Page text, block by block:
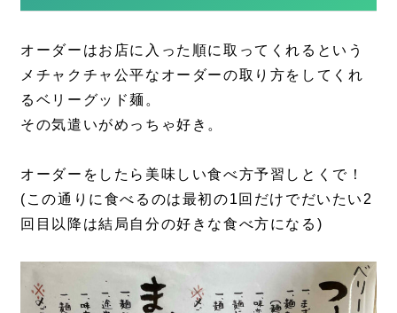
オーダーはお店に入った順に取ってくれるという
メチャクチャ公平なオーダーの取り方をしてくれ
るベリーグッド麺。
その気遣いがめっちゃ好き。
オーダーをしたら美味しい食べ方予習しとくで！
(この通りに食べるのは最初の1回だけでだいたい2
回目以降は結局自分の好きな食べ方になる)